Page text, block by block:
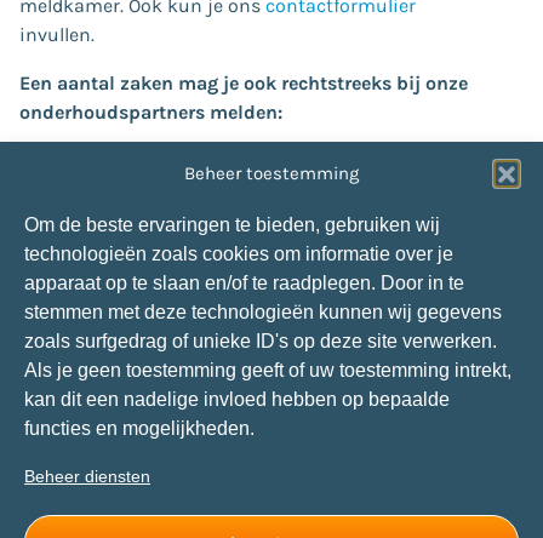
Beheer toestemming
Om de beste ervaringen te bieden, gebruiken wij
technologieën zoals cookies om informatie over je
apparaat op te slaan en/of te raadplegen. Door in te
stemmen met deze technologieën kunnen wij gegevens
zoals surfgedrag of unieke ID's op deze site verwerken.
Als je geen toestemming geeft of uw toestemming intrekt,
kan dit een nadelige invloed hebben op bepaalde
functies en mogelijkheden.
Beheer diensten
meldkamer. Ook kun je ons contactformulier
invullen.
Een aantal zaken mag je ook rechtstreeks bij onze
onderhoudspartners melden:
Glasschade:
Snepvangers Glas:088-1660304
Storing centrale verwarming op Tholen:
Van de Velde Installatiegroep: 0113-572120
Storing centrale verwarming in andere gebieden:
P. Jansen Installatietechniek:088-7060240
Social media
Contact met ons opnemen via social media kan ook.
Hou je daarbij aan onze